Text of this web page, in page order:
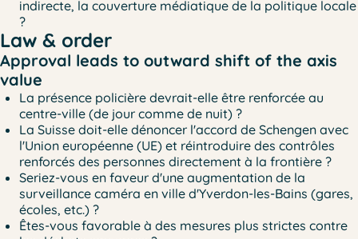
indirecte, la couverture médiatique de la politique locale
?
Law & order
Approval leads to outward shift of the axis
value
La présence policière devrait-elle être renforcée au
centre-ville (de jour comme de nuit) ?
La Suisse doit-elle dénoncer l'accord de Schengen avec
l'Union européenne (UE) et réintroduire des contrôles
renforcés des personnes directement à la frontière ?
Seriez-vous en faveur d'une augmentation de la
surveillance caméra en ville d'Yverdon-les-Bains (gares,
écoles, etc.) ?
Êtes-vous favorable à des mesures plus strictes contre